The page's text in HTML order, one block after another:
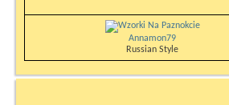
Annamon79
Russian Style